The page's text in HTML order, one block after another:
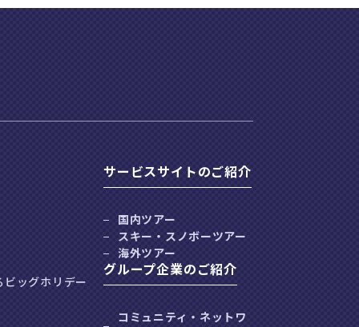
ッグホリデー
サービスサイトのご紹介
国内ツアー
スキー・スノボーツアー
海外ツアー
グループ企業のご紹介
コミュニティ・ネットワ